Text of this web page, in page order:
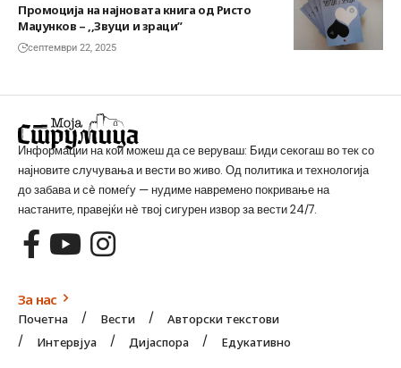
Промоција на најновата книга од Ристо
Маџунков – ,,Звуци и зраци”
септември 22, 2025
Информации на кои можеш да се веруваш: Биди секогаш во тек со
најновите случувања и вести во живо. Од политика и технологија
до забава и сè помеѓу — нудиме навремено покривање на
настаните, правејќи нè твој сигурен извор за вести 24/7.
За нас
Почетна Вести
Авторски текстови
Интервјуа
Дијаспора Едукативно